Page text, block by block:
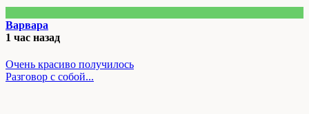
Варвара
1 час назад
Очень красиво получилось
Разговор с собой...